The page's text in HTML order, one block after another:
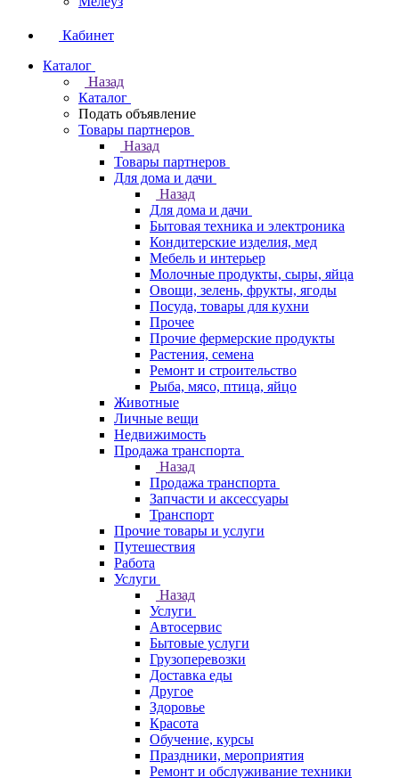
Кабинет
Каталог
Назад
Каталог
Подать объявление
Товары партнеров
Назад
Товары партнеров
Для дома и дачи
Назад
Для дома и дачи
Бытовая техника и электроника
Кондитерские изделия, мед
Мебель и интерьер
Молочные продукты, сыры, яйца
Овощи, зелень, фрукты, ягоды
Посуда, товары для кухни
Прочее
Прочие фермерские продукты
Растения, семена
Ремонт и строительство
Рыба, мясо, птица, яйцо
Животные
Личные вещи
Недвижимость
Продажа транспорта
Назад
Продажа транспорта
Запчасти и аксессуары
Транспорт
Прочие товары и услуги
Путешествия
Работа
Услуги
Назад
Услуги
Автосервис
Бытовые услуги
Грузоперевозки
Доставка еды
Другое
Здоровье
Красота
Обучение, курсы
Праздники, мероприятия
Ремонт и обслуживание техники